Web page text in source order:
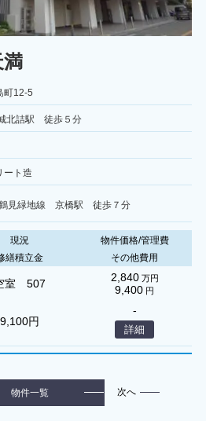
町12-5
北詰駅 徒歩５分
ート造
見緑地線 京橋駅 徒歩７分
現況
物件価格/管理費
繕積立金
その他費用
室 507 2,840 万円
9,400 円
9,100円
-
詳細
物件一覧 次へ